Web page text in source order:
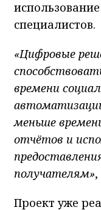
специалистов.
«Цифровые
времени
меньше
отчётов и
получателям»
Проект уже